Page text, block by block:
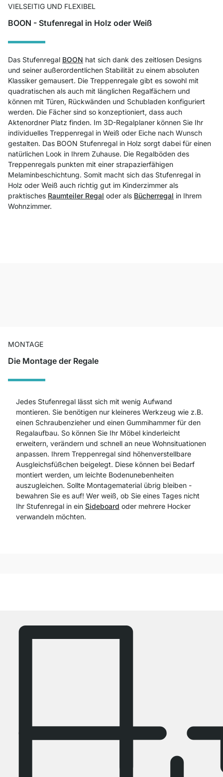
VIELSEITIG UND FLEXIBEL
BOON - Stufenregal in Holz oder Weiß
Das Stufenregal BOON hat sich dank des zeitlosen Designs
und seiner außerordentlichen Stabilität zu einem absoluten
Klassiker gemausert. Die Treppenregale gibt es sowohl mit
quadratischen als auch mit länglichen Regalfächern und
können mit Türen, Rückwänden und Schubladen konfiguriert
werden. Die Fächer sind so konzeptioniert, dass auch
Aktenordner Platz finden. Im 3D-Regalplaner können Sie Ihr
individuelles Treppenregal in Weiß oder Eiche nach Wunsch
gestalten. Das BOON Stufenregal in Holz sorgt dabei für einen
natürlichen Look in Ihrem Zuhause. Die Regalböden des
Treppenregals punkten mit einer strapazierfähigen
Melaminbeschichtung. Somit macht sich das Stufenregal in
Holz oder Weiß auch richtig gut im Kinderzimmer als
praktisches Raumteiler Regal oder als Bücherregal in Ihrem
Wohnzimmer.
MONTAGE
Die Montage der Regale
Jedes Stufenregal lässt sich mit wenig Aufwand
montieren. Sie benötigen nur kleineres Werkzeug wie z.B.
einen Schraubenzieher und einen Gummihammer für den
Regalaufbau. So können Sie Ihr Möbel kinderleicht
erweitern, verändern und schnell an neue Wohnsituationen
anpassen. Ihrem Treppenregal sind höhenverstellbare
Ausgleichsfüßchen beigelegt. Diese können bei Bedarf
montiert werden, um leichte Bodenunebenheiten
auszugleichen. Sollte Montagematerial übrig bleiben -
bewahren Sie es auf! Wer weiß, ob Sie eines Tages nicht
Ihr Stufenregal in ein Sideboard oder mehrere Hocker
verwandeln möchten.